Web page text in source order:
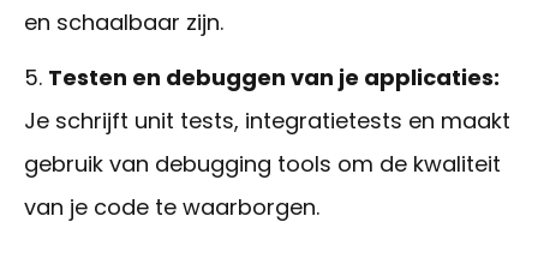
en schaalbaar zijn.
Testen en debuggen van je applicaties:
Je schrijft unit tests, integratietests en maakt
gebruik van debugging tools om de kwaliteit
van je code te waarborgen.